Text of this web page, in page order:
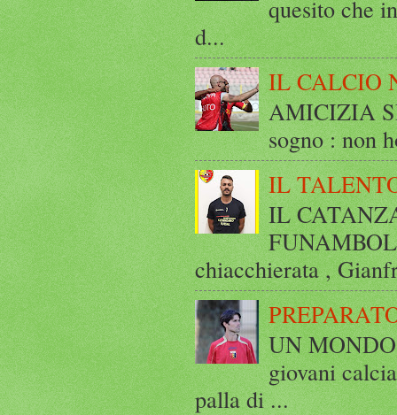
quesito che
d...
IL CALCIO
AMICIZIA
sogno : non
IL
IL
chiacchierata ,
UN
giovani
palla di ...